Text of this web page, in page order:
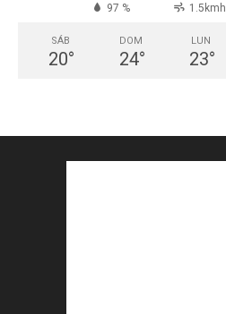
97 % 1.5kmh
SÁB
20°
DOM
24°
LUN
23°